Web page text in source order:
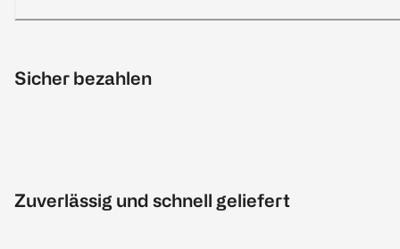
Sicher bezahlen
Zuverlässig und schnell geliefert